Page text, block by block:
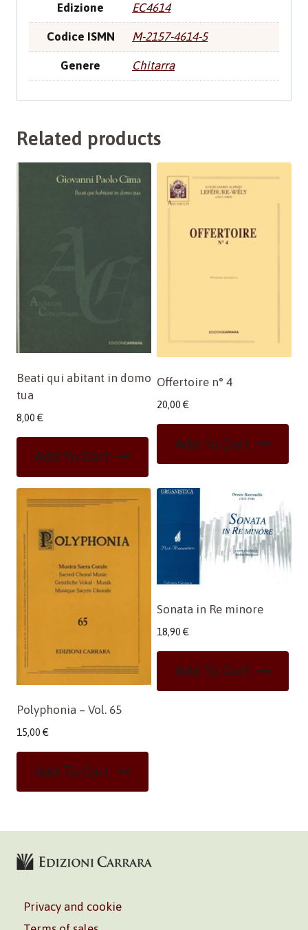
Edizione EC4614
Codice ISMN M-2157-4614-5
Genere Chitarra
Related products
Beati qui abitant in domo
tua
8,00 €
Add To Cart
Offertoire n° 4
20,00 €
Add To Cart
Polyphonia – Vol. 65
15,00 €
Add To Cart
Sonata in Re minore
18,90 €
Add To Cart
Privacy and cookie